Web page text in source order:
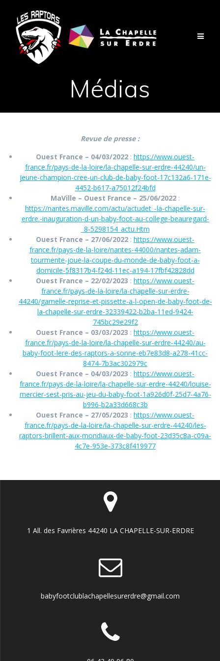
Médias
Revue de presse :
Ouest France – 04/03/2022 : https://www.ouest-
france.fr/pays-de-la-loire/la-chapelle-sur-erdre-44240/un-
jeune-champion-cree-un-club-de-baby-foot-17c132a6-171e-
4452-b617-a75012f24bfd
MaVille – Ouest France – 25/06/2022 :
https://nantes.maville.com/actu/actudet_-la-chapelle-sur-
erdre.-inauguration-d-un-baby-foot-au-college-beauregard-
_8-5298154_actu.Htm
Ouest France – 27/06/2022 : https://www.ouest-
france.fr/pays-de-la-loire/nantes-44000/nantes-adam-
tourmente-joue-la-coupe-du-monde-de-baby-foot-a-
domicile-5f8317b4-f24d-11ec-a194-17fbf42828dd
Ouest France – 22/02/2023 : https://www.ouest-
france.fr/pays-de-la-loire/la-chapelle-sur-erdre-
44240/gamelle-reprise-et-pissette-a-l-open-de-baby-foot-de-
la-chapelle-sur-erdre-32339422-b2ba-11ed-9424-
745bc29e29f2
Ouest France – 03/03/2023 : https://www.ouest-
france.fr/pays-de-la-loire/la-chapelle-sur-erdre-44240/au-
baby-foot-lere-des-raptors-a-sonne-eb7e83d8-a278-41cc-
8474-7b3ac302979c
Ouest France – 04/03/2023 : https://www.ouest-
france.fr/pays-de-la-loire/la-chapelle-sur-erdre-44240/louise-
mercier-sest-pris-au-jeu-du-baby-foot-1a926d0f-25d7-4a76-
b996-b2a33d668c3b
Ouest France – 27/05/2023 : https://www.ouest-
france.fr/pays-de-la-loire/la-chapelle-sur-erdre-44240/les-
raptors-brillent-aux-mondiaux-de-baby-foot-23d35c8a-c09a-
4c7e-953e-373c8f419977
1 All. des Favrières 44240 LA CHAPELLE-SUR-ERDRE
babyfootclublachapellesurerdre@gmail.com